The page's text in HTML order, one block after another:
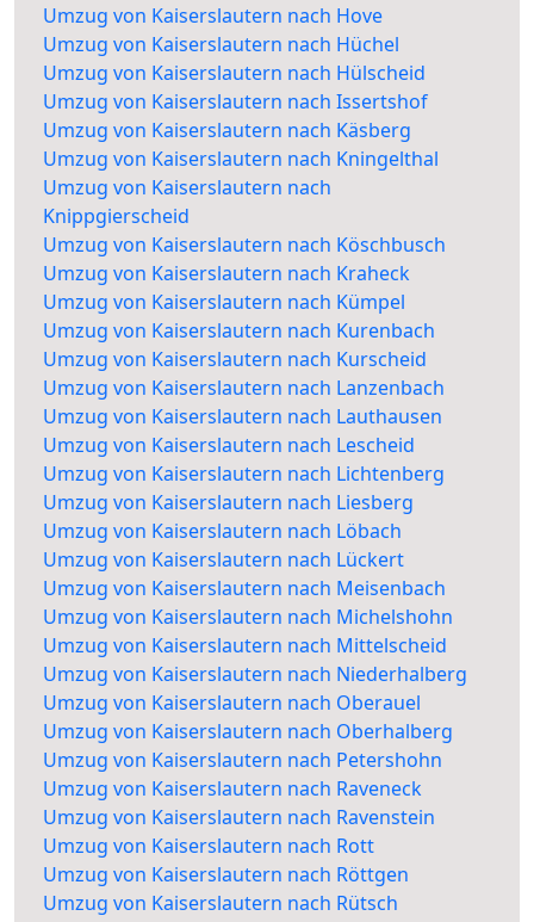
Umzug von Kaiserslautern nach Hove
Umzug von Kaiserslautern nach Hüchel
Umzug von Kaiserslautern nach Hülscheid
Umzug von Kaiserslautern nach Issertshof
Umzug von Kaiserslautern nach Käsberg
Umzug von Kaiserslautern nach Kningelthal
Umzug von Kaiserslautern nach
Knippgierscheid
Umzug von Kaiserslautern nach Köschbusch
Umzug von Kaiserslautern nach Kraheck
Umzug von Kaiserslautern nach Kümpel
Umzug von Kaiserslautern nach Kurenbach
Umzug von Kaiserslautern nach Kurscheid
Umzug von Kaiserslautern nach Lanzenbach
Umzug von Kaiserslautern nach Lauthausen
Umzug von Kaiserslautern nach Lescheid
Umzug von Kaiserslautern nach Lichtenberg
Umzug von Kaiserslautern nach Liesberg
Umzug von Kaiserslautern nach Löbach
Umzug von Kaiserslautern nach Lückert
Umzug von Kaiserslautern nach Meisenbach
Umzug von Kaiserslautern nach Michelshohn
Umzug von Kaiserslautern nach Mittelscheid
Umzug von Kaiserslautern nach Niederhalberg
Umzug von Kaiserslautern nach Oberauel
Umzug von Kaiserslautern nach Oberhalberg
Umzug von Kaiserslautern nach Petershohn
Umzug von Kaiserslautern nach Raveneck
Umzug von Kaiserslautern nach Ravenstein
Umzug von Kaiserslautern nach Rott
Umzug von Kaiserslautern nach Röttgen
Umzug von Kaiserslautern nach Rütsch